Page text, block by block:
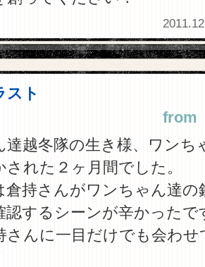
スト
from
達越冬隊の生き様、ワンち
された２ヶ月間でした。
倉持さんがワンちゃん達の
認するシーンが辛かったで
さんに一目だけでも会わ